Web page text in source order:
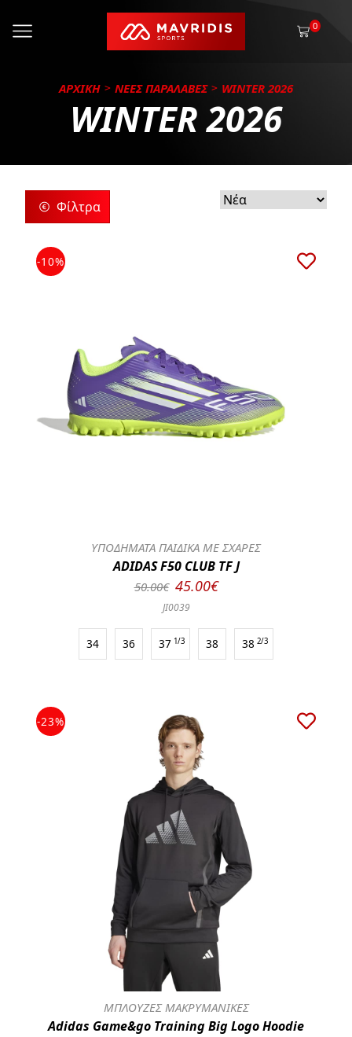
0
ΑΡΧΙΚΗ ΝΕΕΣ ΠΑΡΑΛΑΒΕΣ WINTER 2026
WINTER 2026
Φίλτρα
-10%
ΥΠΟΔΗΜΑΤΑ ΠΑΙΔΙΚΑ ΜΕ ΣΧΑΡΕΣ
ADIDAS F50 CLUB TF J
50.00€ 45.00€
JI0039
34 36 37 1/3 38 38 2/3
-23%
ΜΠΛΟΥΖΕΣ ΜΑΚΡΥΜΑΝΙΚΕΣ
Adidas Game&go Training Big Logo Hoodie